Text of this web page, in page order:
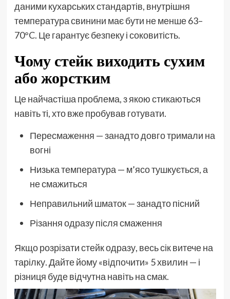
даними кухарських стандартів, внутрішня
температура свинини має бути не менше 63–
70°C. Це гарантує безпеку і соковитість.
Чому стейк виходить сухим
або жорстким
Це найчастіша проблема, з якою стикаються
навіть ті, хто вже пробував готувати.
Пересмаження — занадто довго тримали на
вогні
Низька температура — м’ясо тушкується, а
не смажиться
Неправильний шматок — занадто пісний
Різання одразу після смаження
Якщо розрізати стейк одразу, весь сік витече на
тарілку. Дайте йому «відпочити» 5 хвилин — і
різниця буде відчутна навіть на смак.